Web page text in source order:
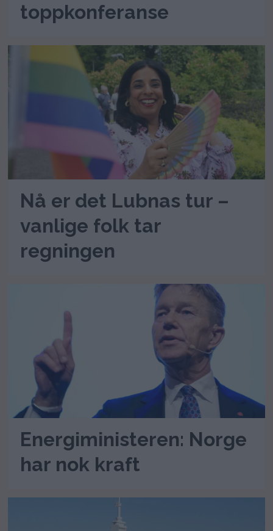
toppkonferanse
Nå er det Lubnas tur –
vanlige folk tar
regningen
Energiministeren: Norge
har nok kraft